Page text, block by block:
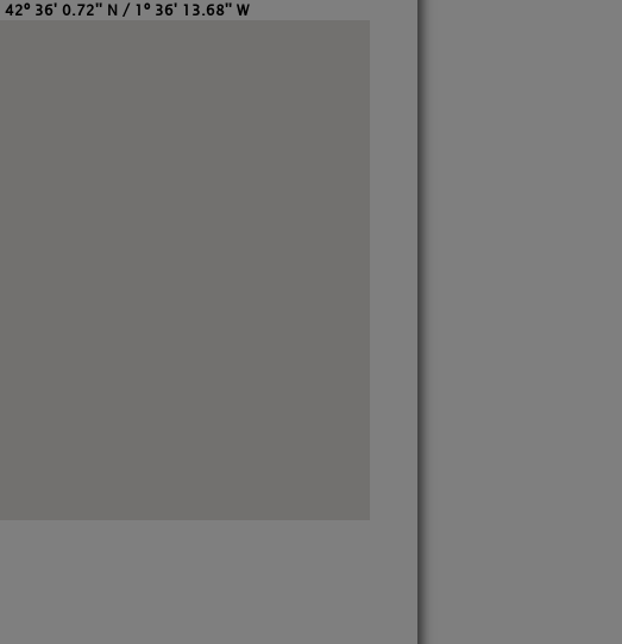
42º 36' 0.72'' N / 1º 36' 13.68'' W